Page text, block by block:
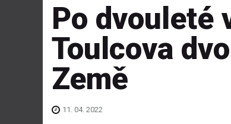
Po dvouleté
Toulcova
Země
11. 04. 2022